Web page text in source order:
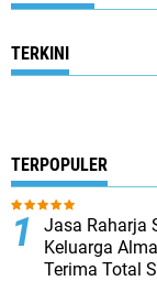
TERKINI
TERPOPULER
Jasa Raharja
Keluarga
Terima Total